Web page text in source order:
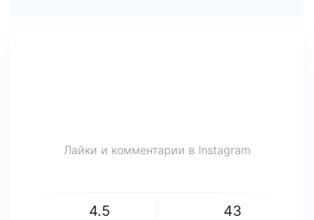
Лайки и комментарии в Instagram
4.5 43